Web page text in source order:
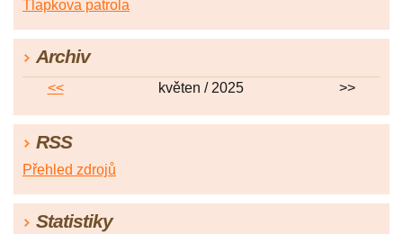
Tlapkova patrola
Archiv
<< květen / 2025 >>
RSS
Přehled zdrojů
Statistiky